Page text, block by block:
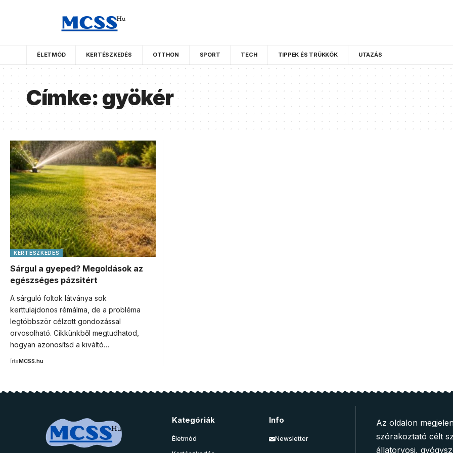
ÉLETMÓD KERTÉSZKEDÉS OTTHON SPORT TECH TIPPEK ÉS TRÜKKÖK UTAZÁS
Címke:gyökér
KERTÉSZKEDÉS
Sárgul a gyeped? Megoldások az
egészséges pázsitért
A sárguló foltok látványa sok
kerttulajdonos rémálma, de a probléma
legtöbbször célzott gondozással
orvosolható. Cikkünkből megtudhatod,
hogyan azonosítsd a kiváltó…
ÍrtaMCSS.hu
Kategóriák
Életmód
Info
Newsletter
Az oldalon
szórakoztató célt
állatorvosi,